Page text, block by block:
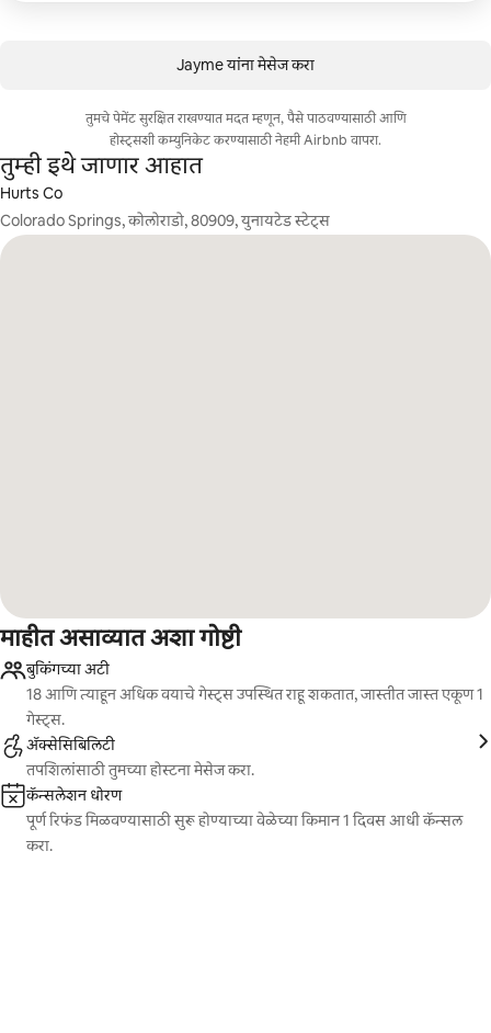
Jayme यांना मेसेज करा
तुमचे पेमेंट सुरक्षित राखण्यात मदत म्हणून, पैसे पाठवण्यासाठी आणि
होस्ट्सशी कम्युनिकेट करण्यासाठी नेहमी Airbnb वापरा.
तुम्ही इथे जाणार आहात
Hurts Co
Colorado Springs, कोलोराडो, 80909, युनायटेड स्टेट्स
माहीत असाव्यात अशा गोष्टी
बुकिंगच्या अटी
18 आणि त्याहून अधिक वयाचे गेस्ट्स उपस्थित राहू शकतात, जास्तीत जास्त एकूण 1
गेस्ट्स.
ॲक्सेसिबिलिटी
तपशिलांसाठी तुमच्या होस्टना मेसेज करा.
कॅन्सलेशन धोरण
पूर्ण रिफंड मिळवण्यासाठी सुरू होण्याच्या वेळेच्या किमान 1 दिवस आधी कॅन्सल
करा.